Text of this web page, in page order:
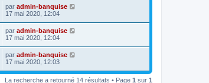
par admin-banquise
17 mai 2020, 12:04
par admin-banquise
17 mai 2020, 12:04
par admin-banquise
17 mai 2020, 12:03
La recherche a retourné 14 résultats • Page 1 sur 1